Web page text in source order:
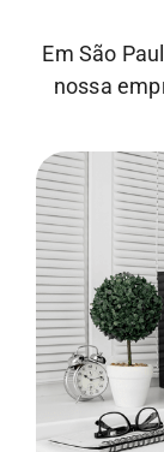
Em São
nossa